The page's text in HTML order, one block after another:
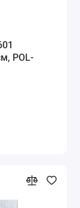
POL-